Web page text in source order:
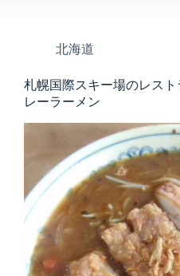
北海道
札幌国際スキー場のレス
レーラーメン